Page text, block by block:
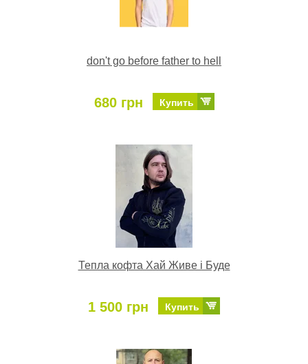
don't go before father to hell
680 грн Купить
Тепла кофта Хай Живе і Буде
1 500 грн Купить